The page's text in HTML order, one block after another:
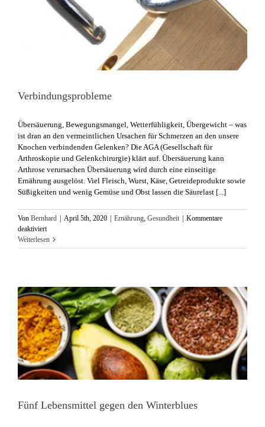
Verbindungsprobleme
Übersäuerung, Bewegungsmangel, Wetterfühligkeit, Übergewicht – was
ist dran an den vermeintlichen Ursachen für Schmerzen an den unsere
Knochen verbindenden Gelenken? Die AGA (Gesellschaft für
Arthroskopie und Gelenkchirurgie) klärt auf. Übersäuerung kann
Arthrose verursachen Übersäuerung wird durch eine einseitige
Ernährung ausgelöst. Viel Fleisch, Wurst, Käse, Getreideprodukte sowie
Süßigkeiten und wenig Gemüse und Obst lassen die Säurelast [...]
Von Bernhard | April 5th, 2020 | Ernährung Gesundheit | Kommentare
deaktiviertfür
Verbindungsprobleme
Weiterlesen
Fünf Lebensmittel gegen den Winterblues